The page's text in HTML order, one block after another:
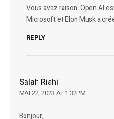
Vous avez raison. Open AI
Microsoft et Elon Musk a
REPLY
Salah Riahi
MAI 22, 2023 AT 1:32PM
Bonjour,